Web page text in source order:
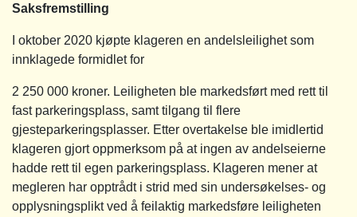
Saksfremstilling
I oktober 2020 kjøpte klageren en andelsleilighet som
innklagede formidlet for
2 250 000 kroner. Leiligheten ble markedsført med rett til
fast parkeringsplass, samt tilgang til flere
gjesteparkeringsplasser. Etter overtakelse ble imidlertid
klageren gjort oppmerksom på at ingen av andelseierne
hadde rett til egen parkeringsplass. Klageren mener at
megleren har opptrådt i strid med sin undersøkelses- og
opplysningsplikt ved å feilaktig markedsføre leiligheten